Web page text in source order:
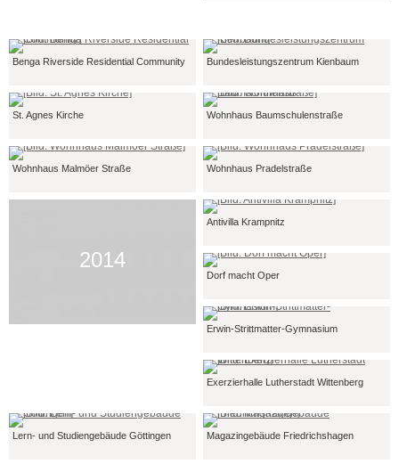
Benga Riverside Residential Community Bundesleistungszentrum Kienbaum
St. Agnes Kirche Wohnhaus Baumschulenstraße
Wohnhaus Malmöer Straße Wohnhaus Pradelstraße
2014
Antivilla Krampnitz
Dorf macht Oper
Erwin-Strittmatter-Gymnasium
Exerzierhalle Lutherstadt Wittenberg
Lern- und Studiengebäude Göttingen Magazingebäude Friedrichshagen